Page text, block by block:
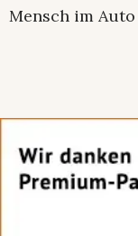
Mensch im